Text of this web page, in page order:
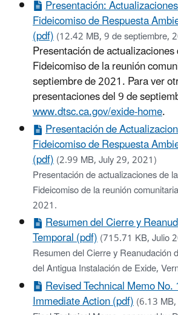
Presentación:
Fideicomiso de Respuesta
(pdf)(12.42 MB, 9 de septiembre,
Presentación de
Fideicomiso de la reunión
septiembre de 2021. Para ver
presentaciones del 9 de
www.dtsc.ca.gov/exide-home.
Presentación de
Fideicomiso de Respuesta
(pdf)(2.99 MB, July 29, 2021)
Presentación de actualizaciones de
Fideicomiso de la reunión
2021.
Resumen del Cierre y
Temporal (pdf)(715.71 KB, Julio
Resumen del Cierre y Reanudación
del Antigua Instalación de Exide,
Revised Technical Memo
Immediate Action (pdf)(6.13